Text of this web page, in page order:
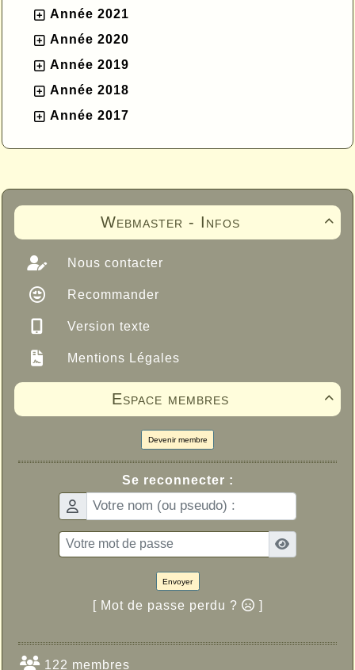
Année 2021
Année 2020
Année 2019
Année 2018
Année 2017

Webmaster - Infos
Nous contacter
Recommander
Version texte
Mentions Légales

Espace membres
Devenir membre
Se reconnecter :
Envoyer
[ Mot de passe perdu ? ]
122 membres